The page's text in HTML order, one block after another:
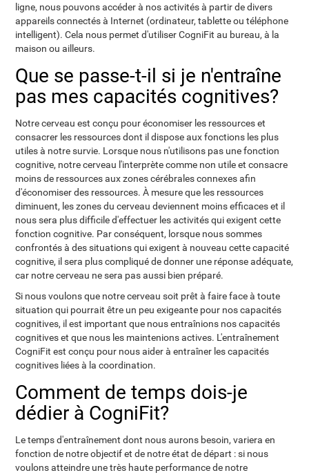
ligne, nous pouvons accéder à nos activités à partir de divers
appareils connectés à Internet (ordinateur, tablette ou téléphone
intelligent). Cela nous permet d'utiliser CogniFit au bureau, à la
maison ou ailleurs.
Que se passe-t-il si je n'entraîne
pas mes capacités cognitives?
Notre cerveau est conçu pour économiser les ressources et
consacrer les ressources dont il dispose aux fonctions les plus
utiles à notre survie. Lorsque nous n'utilisons pas une fonction
cognitive, notre cerveau l'interprète comme non utile et consacre
moins de ressources aux zones cérébrales connexes afin
d'économiser des ressources. À mesure que les ressources
diminuent, les zones du cerveau deviennent moins efficaces et il
nous sera plus difficile d'effectuer les activités qui exigent cette
fonction cognitive. Par conséquent, lorsque nous sommes
confrontés à des situations qui exigent à nouveau cette capacité
cognitive, il sera plus compliqué de donner une réponse adéquate,
car notre cerveau ne sera pas aussi bien préparé.
Si nous voulons que notre cerveau soit prêt à faire face à toute
situation qui pourrait être un peu exigeante pour nos capacités
cognitives, il est important que nous entraînions nos capacités
cognitives et que nous les maintenions actives. L'entraînement
CogniFit est conçu pour nous aider à entraîner les capacités
cognitives liées à la coordination.
Comment de temps dois-je
dédier à CogniFit?
Le temps d'entraînement dont nous aurons besoin, variera en
fonction de notre objectif et de notre état de départ : si nous
voulons atteindre une très haute performance de notre